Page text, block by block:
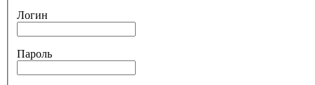
Логин
Пароль